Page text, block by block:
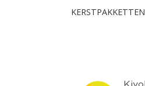
KERSTPAKKETTEN